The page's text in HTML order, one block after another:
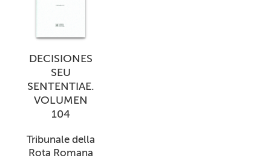
DECISIONES
SEU
SENTENTIAE.
VOLUMEN
104
Tribunale della
Rota Romana